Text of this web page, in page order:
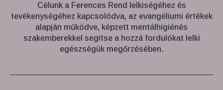
Célunk a Ferences Rend lelkiségéhez és
tevékenységéhez kapcsolódva, az evangéliumi értékek
alapján működve, képzett mentálhigiénés
szakemberekkel segítse a hozzá fordulókat lelki
egészségük megőrzésében.